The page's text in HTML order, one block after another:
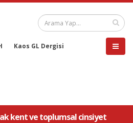
Kaos GL Dergisi
kent ve toplumsal cinsiyet